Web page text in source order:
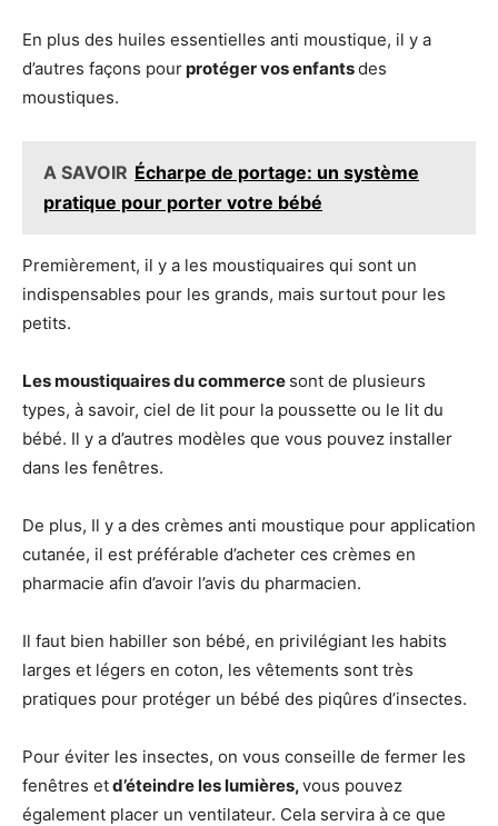
En plus des huiles essentielles anti moustique, il y a
d’autres façons pourprotéger vos enfantsdes
moustiques.
A SAVOIR Écharpe de portage: un système
pratique pour porter votre bébé
Premièrement, il y a les moustiquaires qui sont un
indispensables pour les grands, mais surtout pour les
petits.
Les moustiquaires du commerce sont de plusieurs
types, à savoir, ciel de lit pour la poussette ou le lit du
bébé. Il y a d’autres modèles que vous pouvez installer
dans les fenêtres.
De plus, Il y a des crèmes anti moustique pour application
cutanée, il est préférable d’acheter ces crèmes en
pharmacie afin d’avoir l’avis du pharmacien.
Il faut bien habiller son bébé, en privilégiant les habits
larges et légers en coton, les vêtements sont très
pratiques pour protéger un bébé des piqûres d’insectes.
Pour éviter les insectes, on vous conseille de fermer les
fenêtres etd’éteindre les lumières,vous pouvez
également placer un ventilateur. Cela servira à ce que